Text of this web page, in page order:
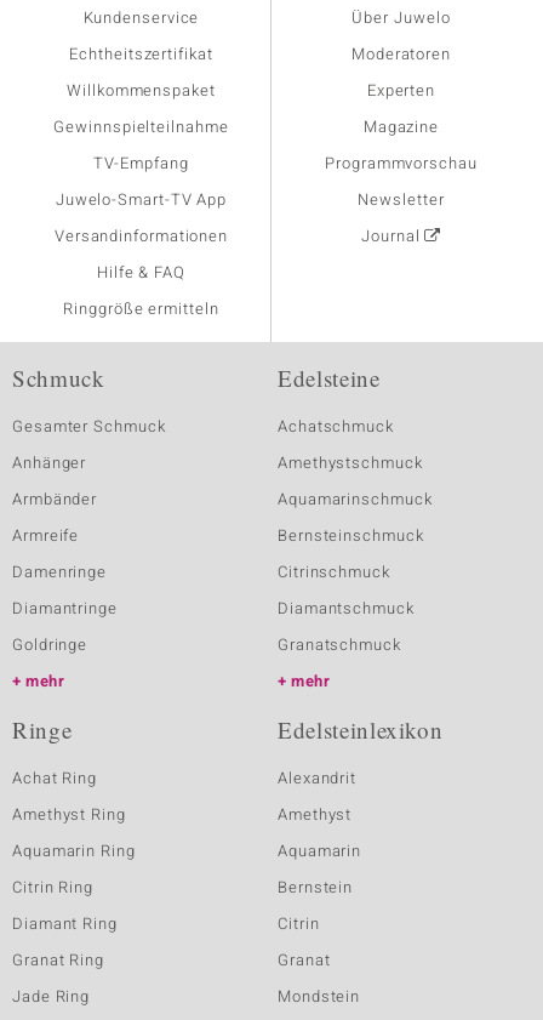
Kundenservice
Echtheitszertifikat
Willkommenspaket
Gewinnspielteilnahme
TV-Empfang
Juwelo-Smart-TV App
Versandinformationen
Hilfe & FAQ
Ringgröße ermitteln
Über Juwelo
Moderatoren
Experten
Magazine
Programmvorschau
Newsletter
Journal
Schmuck
Gesamter Schmuck
Anhänger
Armbänder
Armreife
Damenringe
Diamantringe
Goldringe
mehr
Edelsteine
Achatschmuck
Amethystschmuck
Aquamarinschmuck
Bernsteinschmuck
Citrinschmuck
Diamantschmuck
Granatschmuck
mehr
Ringe
Achat Ring
Amethyst Ring
Aquamarin Ring
Citrin Ring
Diamant Ring
Granat Ring
Jade Ring
Edelsteinlexikon
Alexandrit
Amethyst
Aquamarin
Bernstein
Citrin
Granat
Mondstein